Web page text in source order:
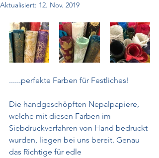
Aktualisiert: 12. Nov. 2019
......perfekte Farben für Festliches!
Die handgeschöpften Nepalpapiere,
welche mit diesen Farben im
Siebdruckverfahren von Hand bedruckt
wurden, liegen bei uns bereit. Genau
das Richtige für edle